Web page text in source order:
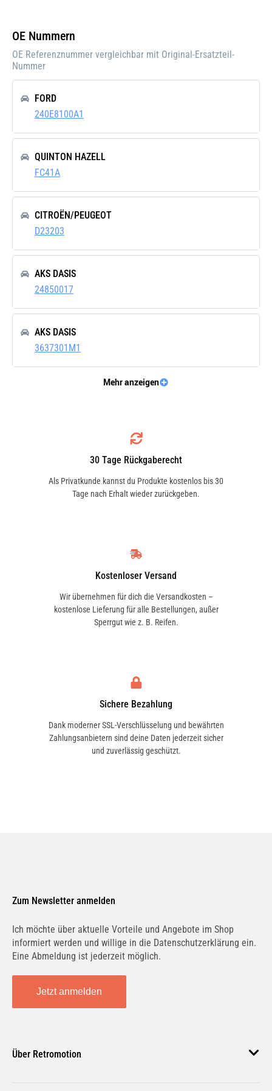
Außendurchmesser
[mm]
Innendurchmesser
[mm]
57
Höhe [mm]
Außendurchmesser
2 [mm]
38
Neuteil
OE Nummern
OE Referenznummer vergleichbar mit Original-Ersatzteil-
Nummer
FORD
240E8100A1
QUINTON HAZELL
FC41A
CITROËN/PEUGEOT
D23203
AKS DASIS
24850017
AKS DASIS
3637301M1
Mehr anzeigen
30 Tage Rückgaberecht
Als Privatkunde kannst du Produkte kostenlos bis 30
Tage nach Erhalt wieder zurückgeben.
Kostenloser Versand
Wir übernehmen für dich die Versandkosten –
kostenlose Lieferung für alle Bestellungen, außer
Sperrgut wie z. B. Reifen.
Sichere Bezahlung
Dank moderner SSL-Verschlüsselung und bewährten
Zahlungsanbietern sind deine Daten jederzeit sicher
und zuverlässig geschützt.
Zum Newsletter anmelden
Ich möchte über aktuelle Vorteile und Angebote im Shop
informiert werden und willige in die Datenschutzerklärung ein.
Eine Abmeldung ist jederzeit möglich.
Jetzt anmelden
Über Retromotion